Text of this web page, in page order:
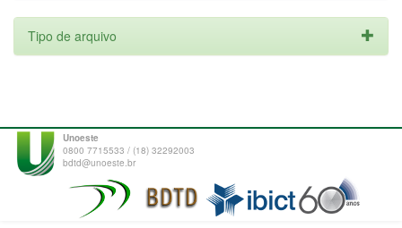
Tipo de arquivo
Unoeste
0800 7715533 / (18) 32292003
bdtd@unoeste.br